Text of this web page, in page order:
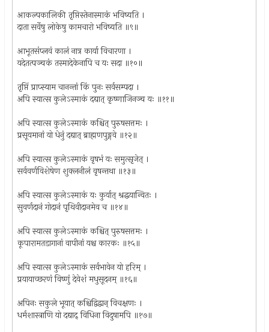
आकल्पकालिकी तृप्तिस्तेनास्माकं भविष्यति ।
दाता सर्वेषु लोकेषु कामचारो भविष्यति ॥९॥
आभूतसंप्लवं कालं नात्र कार्या विचारणा ।
यदेतत्पञ्चकं तस्मादेकेनापि च यः सदा ॥१०॥
तृप्तिं प्राप्स्याम चानन्तां किं पुनः सर्वसम्पदा ।
अपि स्यात्स कुलेऽस्माकं दद्यात् कृष्णाजिनञ्च यः ॥११॥
अपि स्यात्स कुलेऽस्माकं कश्चित् पुरुषसत्तमः ।
प्रसूयमानां यो धेनुं दद्यात् ब्राह्मणपुङ्गवे ॥१२॥
अपि स्यात्स कुलेऽस्माकं वृषभं यः समुत्सृजेत् ।
सर्ववर्णविशेषेण शुक्लनीलं वृषन्तथा ॥१३॥
अपि स्यात्स कुलेऽस्माकं यः कुर्यात् श्रद्धयान्वितः ।
सुवर्णदानं गोदानं पृथिवीदानमेव च ॥१४॥
अपि स्यात्स कुलेऽस्माकं कश्चित् पुरुषसत्तमः ।
कूपारामतडागानां वापीनां यश्च कारकः ॥१५॥
अपि स्यात्स कुलेऽस्माकं सर्वभावेन यो हरिम् ।
प्रयायाच्छरणं विष्णुं देवेशं मधुसूदनम् ॥१६॥
अपिनः सकुले भूयात् कश्चिद्विद्वान् विचक्षणः ।
धर्मशास्त्राणि यो दद्याद् विधिना विदुषामपि ॥१७॥